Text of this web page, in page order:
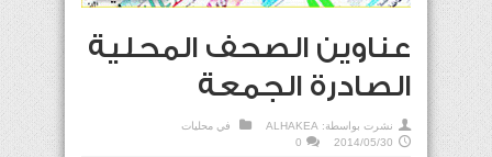
عناوين الصحف المحلية
الصادرة الجمعة
نشرت بواسطة: ALHAKEA في محليات
2014/05/30
0